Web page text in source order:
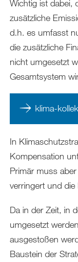
Wichtig ist dabei,
zusätzliche
d.h. es umfasst
die zusätzliche
nicht umgesetzt
Gesamtsystem
klima-
In
Kompensation
Primär muss
verringert und
Da in der Zeit, in
umgesetzt
ausgestoßen
Baustein der